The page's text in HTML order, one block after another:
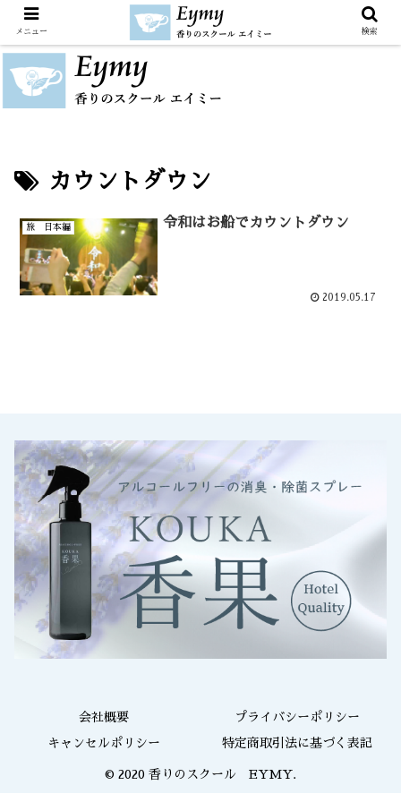
カウントダウン
旅 日本編 令和はお船でカウントダウン
2019.05.17
会社概要 プライバシーポリシー
キャンセルポリシー 特定商取引法に基づく表記
© 2020 香りのスクール EYMY.
メニュー 検索